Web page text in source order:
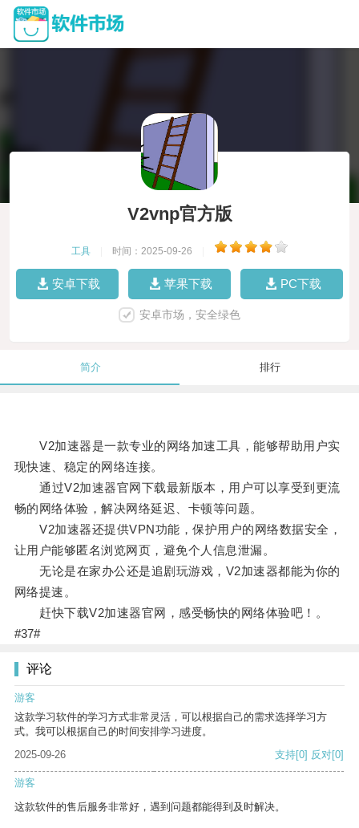
V2vnp官方版
工具 时间：2025-09-26
安卓下载 苹果下载 PC下载
安卓市场，安全绿色
简介 排行
V2加速器是一款专业的网络加速工具，能够帮助用户实
现快速、稳定的网络连接。
通过V2加速器官网下载最新版本，用户可以享受到更流
畅的网络体验，解决网络延迟、卡顿等问题。
V2加速器还提供VPN功能，保护用户的网络数据安全，
让用户能够匿名浏览网页，避免个人信息泄漏。
无论是在家办公还是追剧玩游戏，V2加速器都能为你的
网络提速。
赶快下载V2加速器官网，感受畅快的网络体验吧！。
#37#
评论
游客
这款学习软件的学习方式非常灵活，可以根据自己的需求选择学习方
式。我可以根据自己的时间安排学习进度。
2025-09-26
支持[0] 反对[0]
游客
这款软件的售后服务非常好，遇到问题都能得到及时解决。